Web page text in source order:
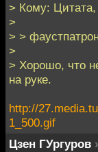
> Кому: Цитата,
>
> >
>
> Хорошо, что
на руке.
http://
1_500.gif
Цзен ГУргуров